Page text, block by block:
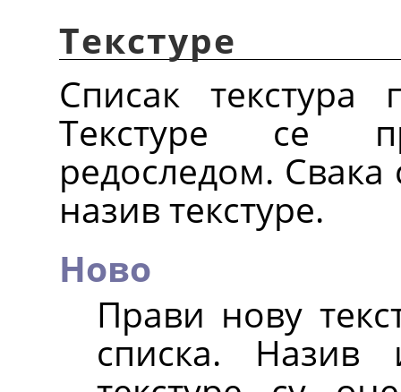
Текстуре
Списак
Текстуре се
редоследом. Свака
назив текстуре.
Ново
Прави нову
списка.